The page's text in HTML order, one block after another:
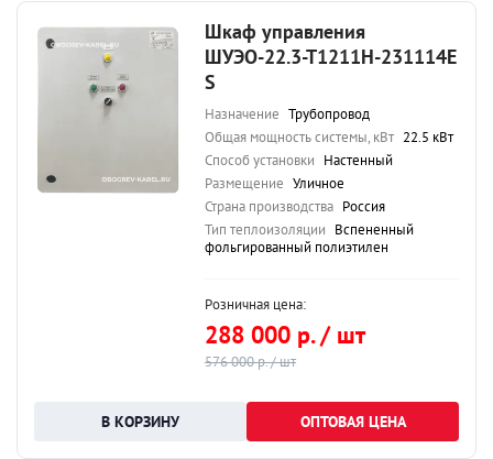
Шкаф управления
ШУЭО-22.3-Т1211Н-231114Е
S
Назначение Трубопровод
Общая мощность системы, кВт 22.5 кВт
Способ установки Настенный
Размещение Уличное
Страна производства Россия
Тип теплоизоляции Вспененный
фольгированный полиэтилен
Розничная цена:
288 000 р. / шт
576 000 р. / шт
ОПТОВАЯ ЦЕНА